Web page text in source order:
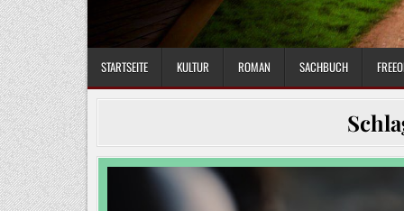
STARTSEITE KULTUR ROMAN SACHBUCH